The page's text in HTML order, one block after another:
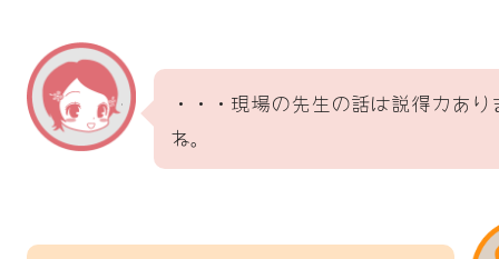
・・・現場の先生の話は説得力あり
ね。